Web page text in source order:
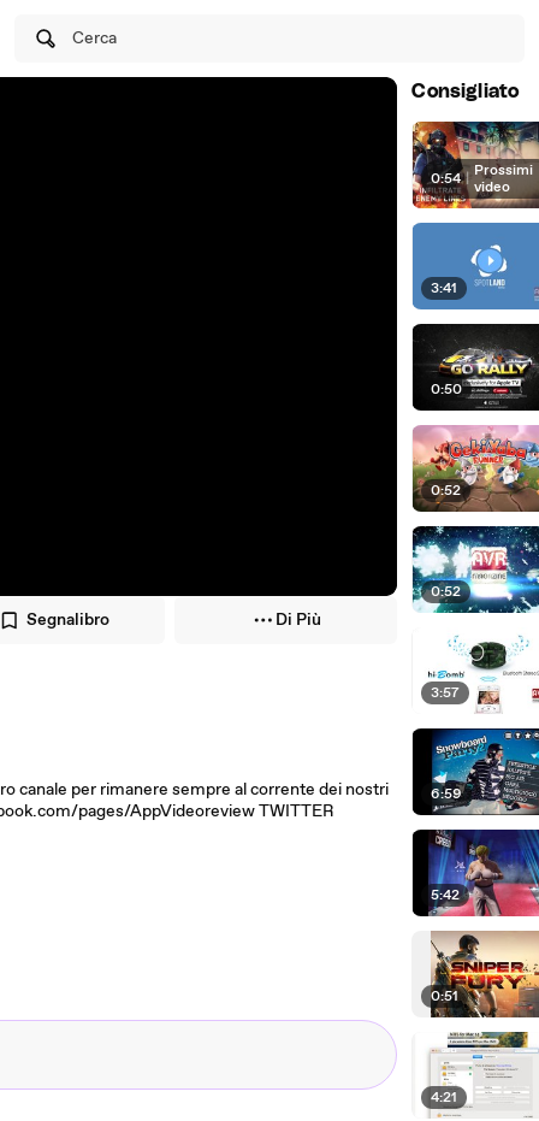
Cerca
Segnalibro Di Più
canale per rimanere sempre al corrente dei nostri
pages/AppVideoreview TWITTER
Consigliato
0:54 | Prossimi
video
3:41
0:50
0:52
0:52
3:57
6:59
5:42
0:51
4:21